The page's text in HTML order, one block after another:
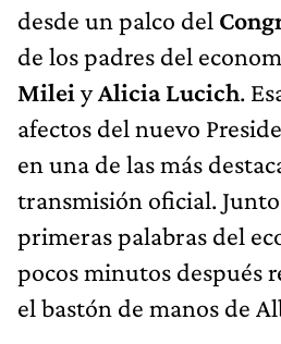
desde un palco del
de los padres del
Milei yAlicia Lucich.
afectos del nuevo
en una de las más
transmisión oficial.
primeras palabras del
pocos minutos después
el bastón de manos de